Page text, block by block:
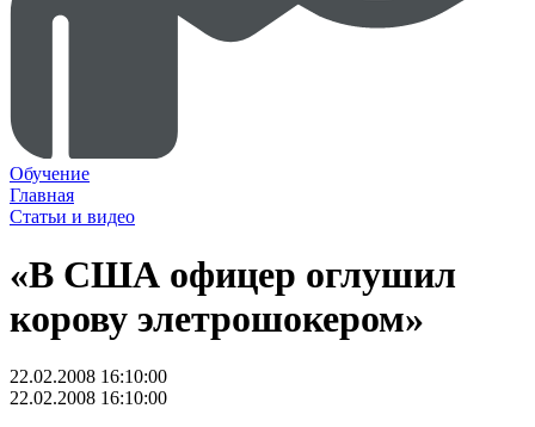
Обучение
Главная
Статьи и видео
«В США офицер оглушил
корову элетрошокером»
22.02.2008 16:10:00
22.02.2008 16:10:00